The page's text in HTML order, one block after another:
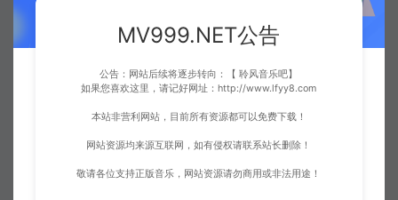
王赫野 – 大风吹[MP3-320K/FL
AC][6.55M/18.9M]
温奕心 – 一路生花[MP3-320K/
FLAC][9.86M/27.0M]
无损音乐
MV999.NET公告
公告：网站后续将逐步转向：【 聆风音乐吧】
如果您喜欢这里，请记好网址：http://www.lfyy8.com
本站非营利网站，目前所有资源都可以免费下载！
网站资源均来源互联网，如有侵权请联系站长删除！
敬请各位支持正版音乐，网站资源请勿商用或非法用途！